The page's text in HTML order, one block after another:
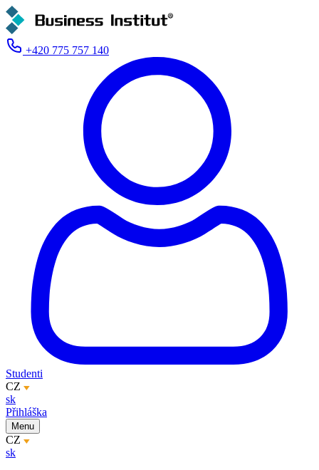
+420 775 757 140
Studenti
CZ
sk
Přihláška
Menu
CZ
sk